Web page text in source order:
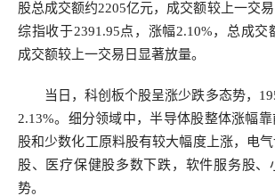
股总成交额约2205亿元，成交额较上一交
综指收于2391.95点，涨幅2.10%，总成交
成交额较上一交易日显著放量。
当日，科创板个股呈涨少跌多态势，
2.13%。细分领域中，半导体股整体涨幅
股和少数化工原料股有较大幅度上涨，电
股、医疗保健股多数下跌，软件服务股、
势。